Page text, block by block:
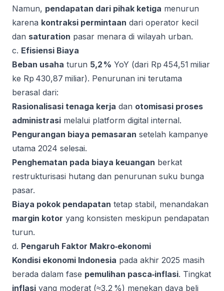
Namun, pendapatan dari pihak ketiga menurun
karena kontraksi permintaan dari operator kecil
dan saturation pasar menara di wilayah urban.
c. Efisiensi Biaya
Beban usaha turun 5,2 % YoY (dari Rp 454,51 miliar
ke Rp 430,87 miliar). Penurunan ini terutama
berasal dari:
Rasionalisasi tenaga kerja dan otomisasi proses
administrasi melalui platform digital internal.
Pengurangan biaya pemasaran setelah kampanye
utama 2024 selesai.
Penghematan pada biaya keuangan berkat
restrukturisasi hutang dan penurunan suku bunga
pasar.
Biaya pokok pendapatan tetap stabil, menandakan
margin kotor yang konsisten meskipun pendapatan
turun.
d. Pengaruh Faktor Makro‑ekonomi
Kondisi ekonomi Indonesia pada akhir 2025 masih
berada dalam fase pemulihan pasca‑inflasi. Tingkat
inflasi yang moderat (≈3,2 %) menekan daya beli